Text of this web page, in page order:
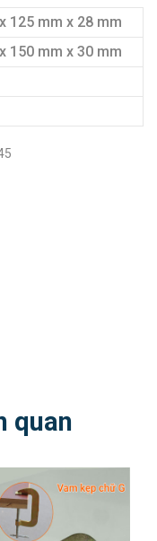
125 mm x 28 mm
150 mm x 30 mm
quan